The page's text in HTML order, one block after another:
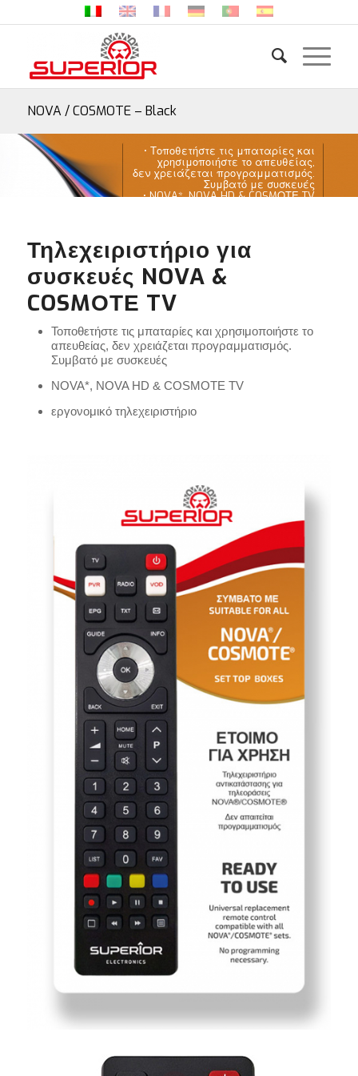
NOVA / COSMOTE – Black
• Τοποθετήστε τις μπαταρίες και
χρησιμοποιήστε το απευθείας,
δεν χρειάζεται προγραμματισμός.
Συμβατό με συσκευές
• NOVA*, NOVA HD & COSMΟΤΕ TV
Τηλεχειριστήριο για
συσκευές NOVA &
COSMΟΤΕ TV
Τοποθετήστε τις μπαταρίες και χρησιμοποιήστε το
απευθείας, δεν χρειάζεται προγραμματισμός.
Συμβατό με συσκευές
NOVA*, NOVA HD & COSMΟΤΕ TV
εργονομικό τηλεχειριστήριο